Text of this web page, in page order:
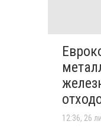
12:36, 26